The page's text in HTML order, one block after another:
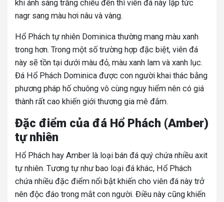
khi ánh sáng trắng chiếu đến thì viên đá này lập tức
nagr sang màu hơi nâu và vàng.
Hổ Phách tự nhiên Dominica thường mang màu xanh
trong hơn. Trong một số trường hợp đặc biệt, viên đá
này sẽ tồn tại dưới màu đỏ, màu xanh lam và xanh lục.
Đá Hổ Phách Dominica được con người khai thác bằng
phương pháp hố chuông vô cùng nguy hiểm nên có giá
thành rất cao khiến giới thương gia mê đắm.
Đặc điểm của đá Hổ Phách (Amber)
tự nhiên
Hổ Phách hay Amber là loại bán đá quý chứa nhiều axit
tự nhiên. Tương tự như bao loại đá khác, Hổ Phách
chứa nhiều đặc điểm nổi bật khiến cho viên đá này trở
nên độc đáo trong mắt con người. Điều này cũng khiến